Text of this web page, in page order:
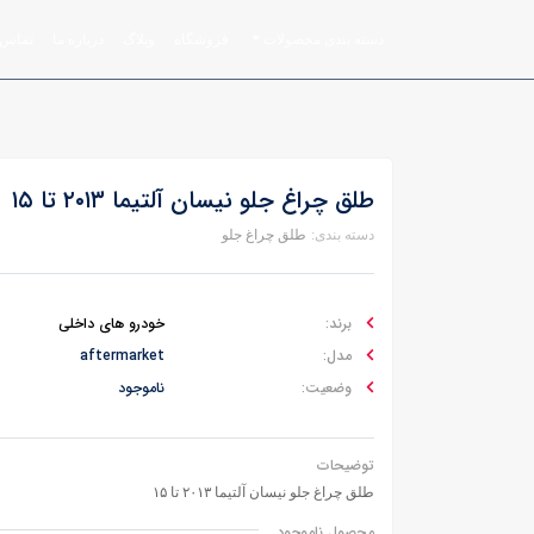
طلق چراغ جلو نیسان آلتیما ۲۰۱۳ تا ۱۵
دسته بندی: طلق چراغ جلو
برند:
خودرو های داخلی
مدل:
aftermarket
وضعیت:
ناموجود
توضیحات
طلق چراغ جلو نیسان آلتیما ۲۰۱۳ تا ۱۵